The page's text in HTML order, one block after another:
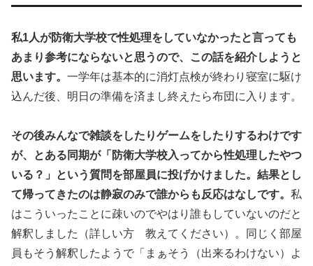
私1人が防衛大学校で性処理をしていなかったと言っても
あまり参考にならないと思うので、この話を紹介しようと
思います。 一学年は基本的に消灯点検が終わり寝室に駆け
込んだ後、明日の準備を済まし終えたら布団に入ります。
その後みんなで雑談をしたりゲームをしたりするわけです
が、とある同期が「防衛大学校入ってから性処理したやつ
いる？」という質問を部屋員に投げかけました。結果とし
て帰ってきたのは静寂のみで誰からも反応はなしです。 私
はこういったことに疎いのでやはり誰もしていないのだと
解釈しました（詳しい方 教えてください）。同じく部屋
員もそう解釈したようで「まぁそう（出来るわけない）よ